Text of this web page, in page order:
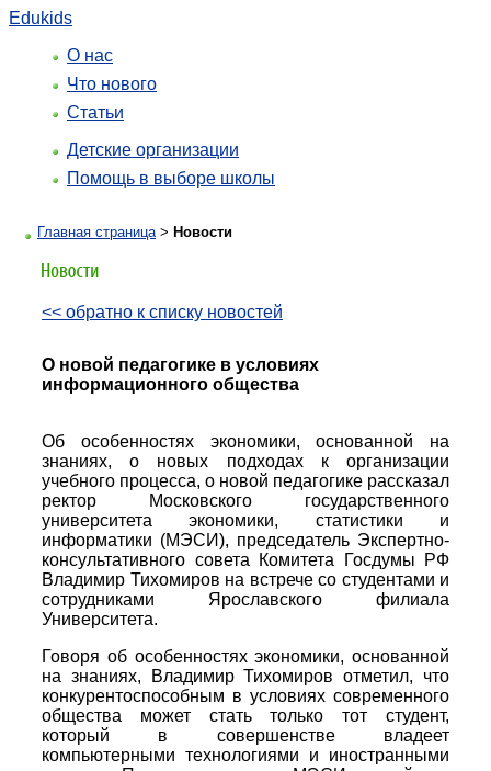
Edukids
О нас
Что нового
Статьи
Детские организации
Помощь в выборе школы
Главная страница> Новости
<< обратно к списку новостей
О новой педагогике в условиях
информационного общества
Об особенностях экономики, основанной на
знаниях, о новых подходах к организации
учебного процесса, о новой педагогике рассказал
ректор Московского государственного
университета экономики, статистики и
информатики (МЭСИ), председатель Экспертно-
консультативного совета Комитета Госдумы РФ
Владимир Тихомиров на встрече со студентами и
сотрудниками Ярославского филиала
Университета.
Говоря об особенностях экономики, основанной
на знаниях, Владимир Тихомиров отметил, что
конкурентоспособным в условиях современного
общества может стать только тот студент,
который в совершенстве владеет
компьютерными технологиями и иностранными